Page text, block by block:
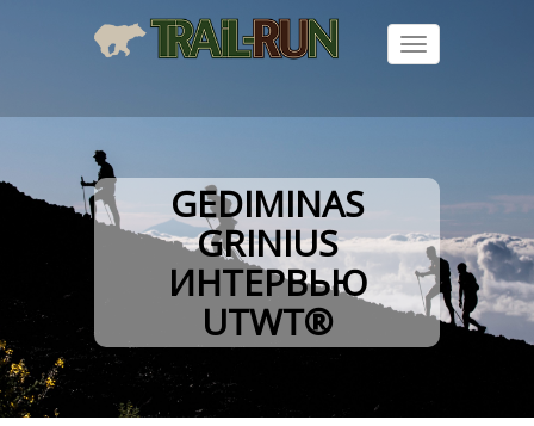
Toggle
navigation
GEDIMINAS
GRINIUS
ИНТЕРВЬЮ
UTWT®